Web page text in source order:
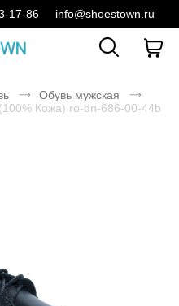
17-86 info@shoestown.ru
Обувь мужская
Кожа) ro-dn-686-00-44b